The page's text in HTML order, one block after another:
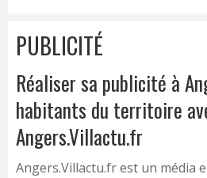
PUBLICITÉ
Réaliser sa publicité à
habitants du territoire
Angers.Villactu.fr
Angers.Villactu.fr est un média